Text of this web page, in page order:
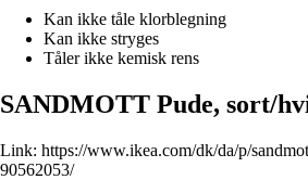
Kan ikke tåle klorblegning
Kan ikke stryges
Tåler ikke kemisk rens
SANDMOTT Pude, sort/
Link: https://www.ikea.com/dk/da/p/
90562053/